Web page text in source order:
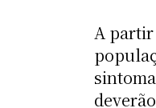
A partir